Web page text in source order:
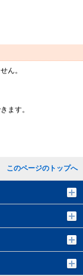
このページのトップへ
ん。
ます。